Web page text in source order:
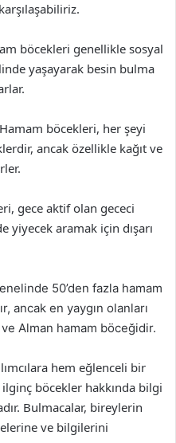
böcekleri genellikle sosyal
yaşayarak besin bulma
böcekleri, her şeyi
ancak özellikle kağıt ve
gece aktif olan gececi
yiyecek aramak için dışarı
50’den fazla hamam
ancak en yaygın olanları
Alman hamam böceğidir.
hem eğlenceli bir
böcekler hakkında bilgi
Bulmacalar, bireylerin
ve bilgilerini